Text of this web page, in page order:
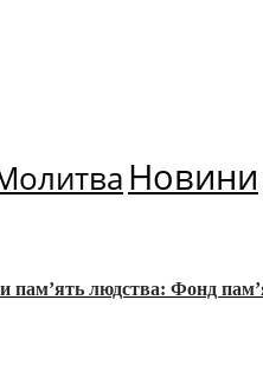
Новини
пам’ять людства: Фонд